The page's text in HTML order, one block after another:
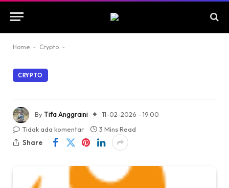
Home - Crypto -
CRYPTO
ByTifa Anggraini
11-02-2026 - 19.00
Tidak ada komentar
3 Mins Read
Share